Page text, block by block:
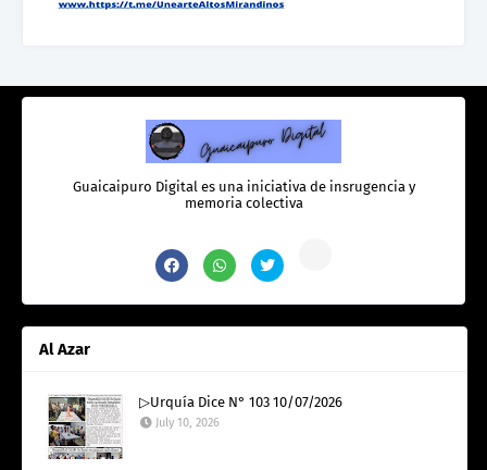
Guaicaipuro Digital es una iniciativa de insrugencia y
memoria colectiva
Al Azar
▷Urquía Dice N° 103 10/07/2026
July 10, 2026